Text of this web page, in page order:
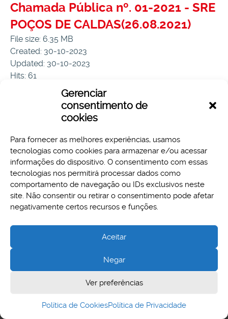
Gerenciar
consentimento de
cookies
Para fornecer as melhores experiências, usamos
tecnologias como cookies para armazenar e/ou acessar
informações do dispositivo. O consentimento com essas
tecnologias nos permitirá processar dados como
comportamento de navegação ou IDs exclusivos neste
site. Não consentir ou retirar o consentimento pode afetar
negativamente certos recursos e funções.
Aceitar
Negar
Ver preferências
Política de CookiesPolítica de Privacidade
Chamada Pública nº. 01-2021 - SRE
POÇOS DE CALDAS(26.08.2021)
File size: 6.35 MB
Created: 30-10-2023
Updated: 30-10-2023
Hits: 61
Download Preview
Aspectos legais e responsabilidades
Política de Privacidade
Cidade Administrativa - Rodovia Papa João Paulo II, 3777 -
Serra Verde, Belo Horizonte, MG - CEP 31630-903